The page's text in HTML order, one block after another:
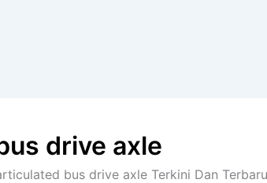
drive axle
bus drive axle Terkini Dan